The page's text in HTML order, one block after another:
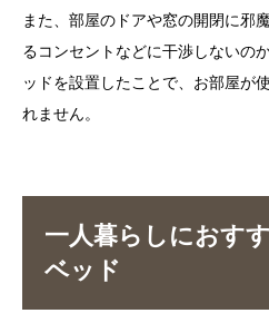
また、部屋のドアや窓の開閉に邪
るコンセントなどに干渉しないの
ッドを設置したことで、お部屋が
れません。
一人暮らしにおす
ベッド